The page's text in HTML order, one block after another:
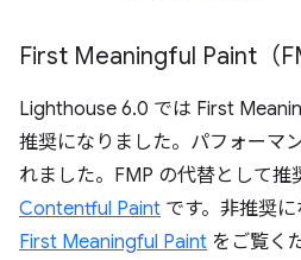
First Meaningful Paint（
Lighthouse 6.0 では First
推奨になりました。パフォーマ
れました。FMP の代替として推
Contentful Paint です。非推奨に
First Meaningful Paint をご覧く